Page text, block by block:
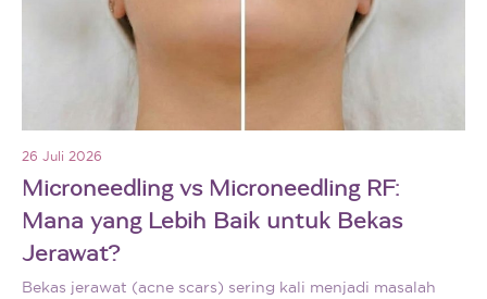
26 Juli 2026
Microneedling vs Microneedling RF:
Mana yang Lebih Baik untuk Bekas
Jerawat?
Bekas jerawat (acne scars) sering kali menjadi masalah